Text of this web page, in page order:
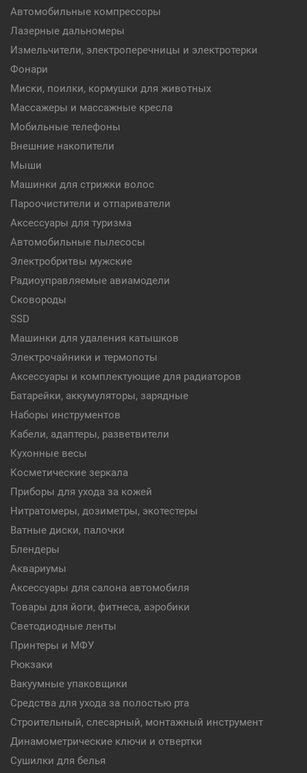
Автомобильные компрессоры
Лазерные дальномеры
Измельчители, электроперечницы и электротерки
Фонари
Миски, поилки, кормушки для животных
Массажеры и массажные кресла
Мобильные телефоны
Внешние накопители
Мыши
Машинки для стрижки волос
Пароочистители и отпариватели
Аксессуары для туризма
Автомобильные пылесосы
Электробритвы мужские
Радиоуправляемые авиамодели
Сковороды
SSD
Машинки для удаления катышков
Электрочайники и термопоты
Аксессуары и комплектующие для радиаторов
Батарейки, аккумуляторы, зарядные
Наборы инструментов
Кабели, адаптеры, разветвители
Кухонные весы
Косметические зеркала
Приборы для ухода за кожей
Нитратомеры, дозиметры, экотестеры
Ватные диски, палочки
Блендеры
Аквариумы
Аксессуары для салона автомобиля
Товары для йоги, фитнеса, аэробики
Светодиодные ленты
Принтеры и МФУ
Рюкзаки
Вакуумные упаковщики
Средства для ухода за полостью рта
Строительный, слесарный, монтажный инструмент
Динамометрические ключи и отвертки
Сушилки для белья